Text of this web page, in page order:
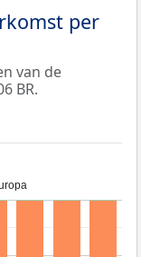
per
van de
BR.